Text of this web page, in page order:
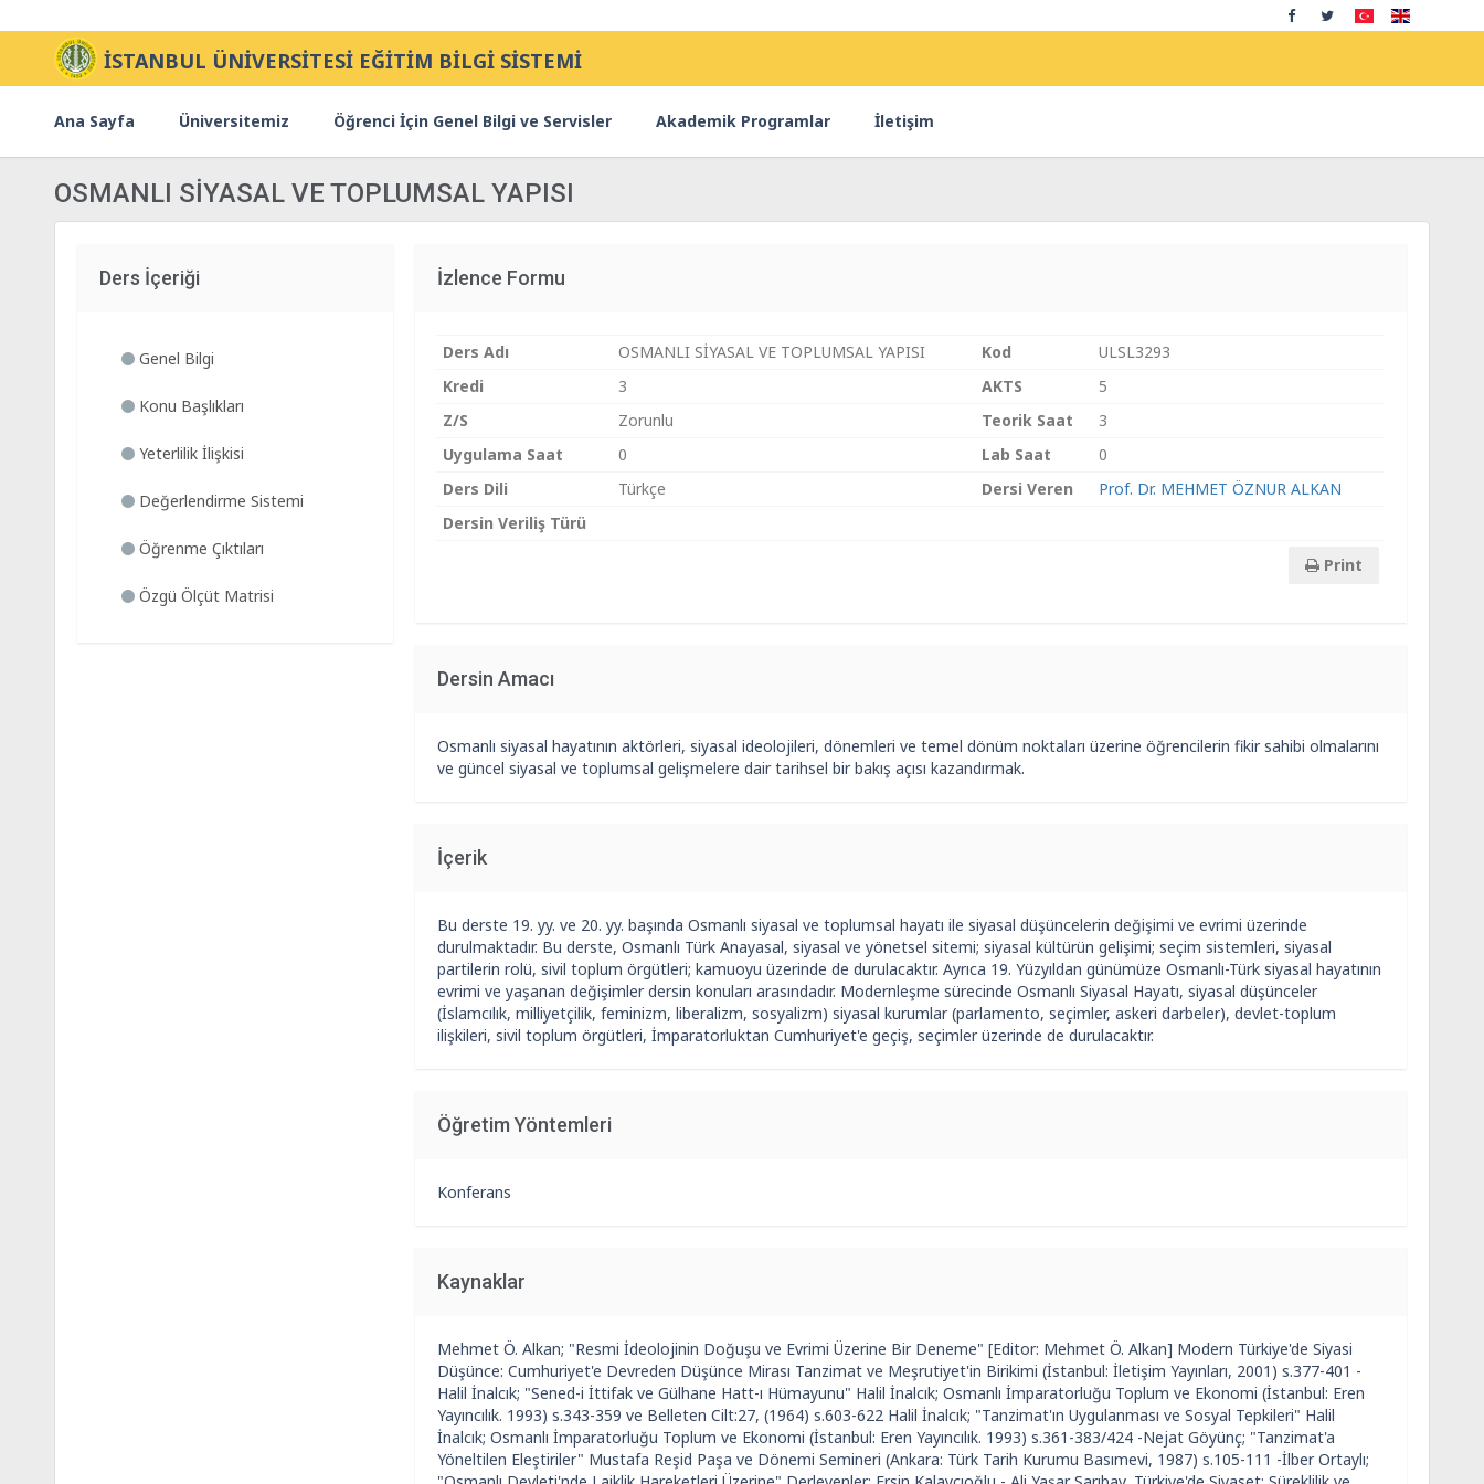
İSTANBUL ÜNİVERSİTESİ EĞİTİM BİLGİ SİSTEMİ
Ana Sayfa Üniversitemiz Öğrenci İçin Genel Bilgi ve Servisler Akademik Programlar İletişim
OSMANLI SİYASAL VE TOPLUMSAL YAPISI
Ders İçeriği
Genel Bilgi
Konu Başlıkları
Yeterlilik İlişkisi
Değerlendirme Sistemi
Öğrenme Çıktıları
Özgü Ölçüt Matrisi
İzlence Formu
Ders Adı OSMANLI SİYASAL VE TOPLUMSAL YAPISI Kod
ULSL3293
Kredi
3 AKTS
5
Z/S
Zorunlu Teorik Saat
3
Uygulama Saat
0 Lab Saat
0
Ders Dili
Türkçe Dersi Veren
Prof. Dr. MEHMET ÖZNUR ALKAN
Dersin Veriliş Türü
Print
Dersin Amacı
Osmanlı siyasal hayatının aktörleri, siyasal ideolojileri, dönemleri ve temel dönüm noktaları üzerine öğrencilerin fikir sahibi olmalarını
ve güncel siyasal ve toplumsal gelişmelere dair tarihsel bir bakış açısı kazandırmak.
İçerik
Bu derste 19. yy. ve 20. yy. başında Osmanlı siyasal ve toplumsal hayatı ile siyasal düşüncelerin değişimi ve evrimi üzerinde
durulmaktadır. Bu derste, Osmanlı Türk Anayasal, siyasal ve yönetsel sitemi; siyasal kültürün gelişimi; seçim sistemleri, siyasal
partilerin rolü, sivil toplum örgütleri; kamuoyu üzerinde de durulacaktır. Ayrıca 19. Yüzyıldan günümüze Osmanlı-Türk siyasal hayatının
evrimi ve yaşanan değişimler dersin konuları arasındadır. Modernleşme sürecinde Osmanlı Siyasal Hayatı, siyasal düşünceler
(İslamcılık, milliyetçilik, feminizm, liberalizm, sosyalizm) siyasal kurumlar (parlamento, seçimler, askeri darbeler), devlet-toplum
ilişkileri, sivil toplum örgütleri, İmparatorluktan Cumhuriyet'e geçiş, seçimler üzerinde de durulacaktır.
Öğretim Yöntemleri
Konferans
Kaynaklar
Mehmet Ö. Alkan; "Resmi İdeolojinin Doğuşu ve Evrimi Üzerine Bir Deneme" [Editor: Mehmet Ö. Alkan] Modern Türkiye'de Siyasi
Düşünce: Cumhuriyet'e Devreden Düşünce Mirası Tanzimat ve Meşrutiyet'in Birikimi (İstanbul: İletişim Yayınları, 2001) s.377-401 -
Halil İnalcık; "Sened-i İttifak ve Gülhane Hatt-ı Hümayunu" Halil İnalcık; Osmanlı İmparatorluğu Toplum ve Ekonomi (İstanbul: Eren
Yayıncılık. 1993) s.343-359 ve Belleten Cilt:27, (1964) s.603-622 Halil İnalcık; "Tanzimat'ın Uygulanması ve Sosyal Tepkileri" Halil
İnalcık; Osmanlı İmparatorluğu Toplum ve Ekonomi (İstanbul: Eren Yayıncılık. 1993) s.361-383/424 -Nejat Göyünç; "Tanzimat'a
Yöneltilen Eleştiriler" Mustafa Reşid Paşa ve Dönemi Semineri (Ankara: Türk Tarih Kurumu Basımevi, 1987) s.105-111 -İlber Ortaylı;